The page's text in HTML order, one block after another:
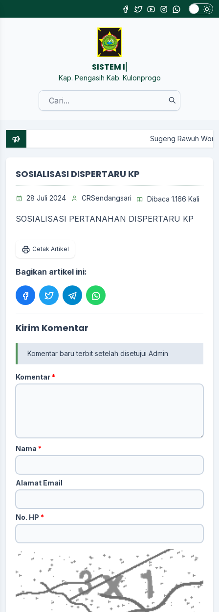
SISTEM INFORMAS
Kap. Pengasih Kab. Kulonprogo
Sugeng Rawuh Wonten
SOSIALISASI DISPERTARU KP
28 Juli 2024 CRSendangsari Dibaca 1.166 Kali
SOSIALISASI PERTANAHAN DISPERTARU KP
Cetak Artikel
Bagikan artikel ini:
Kirim Komentar
Komentar baru terbit setelah disetujui Admin
Komentar*
Nama *
Alamat Email
No. HP *